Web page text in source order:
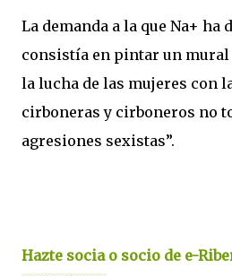
La demanda a la que Na+ ha
consistía en pintar un mural
la lucha de las mujeres con
cirboneras y cirboneros no
agresiones sexistas”.
Hazte socia o socio de e-